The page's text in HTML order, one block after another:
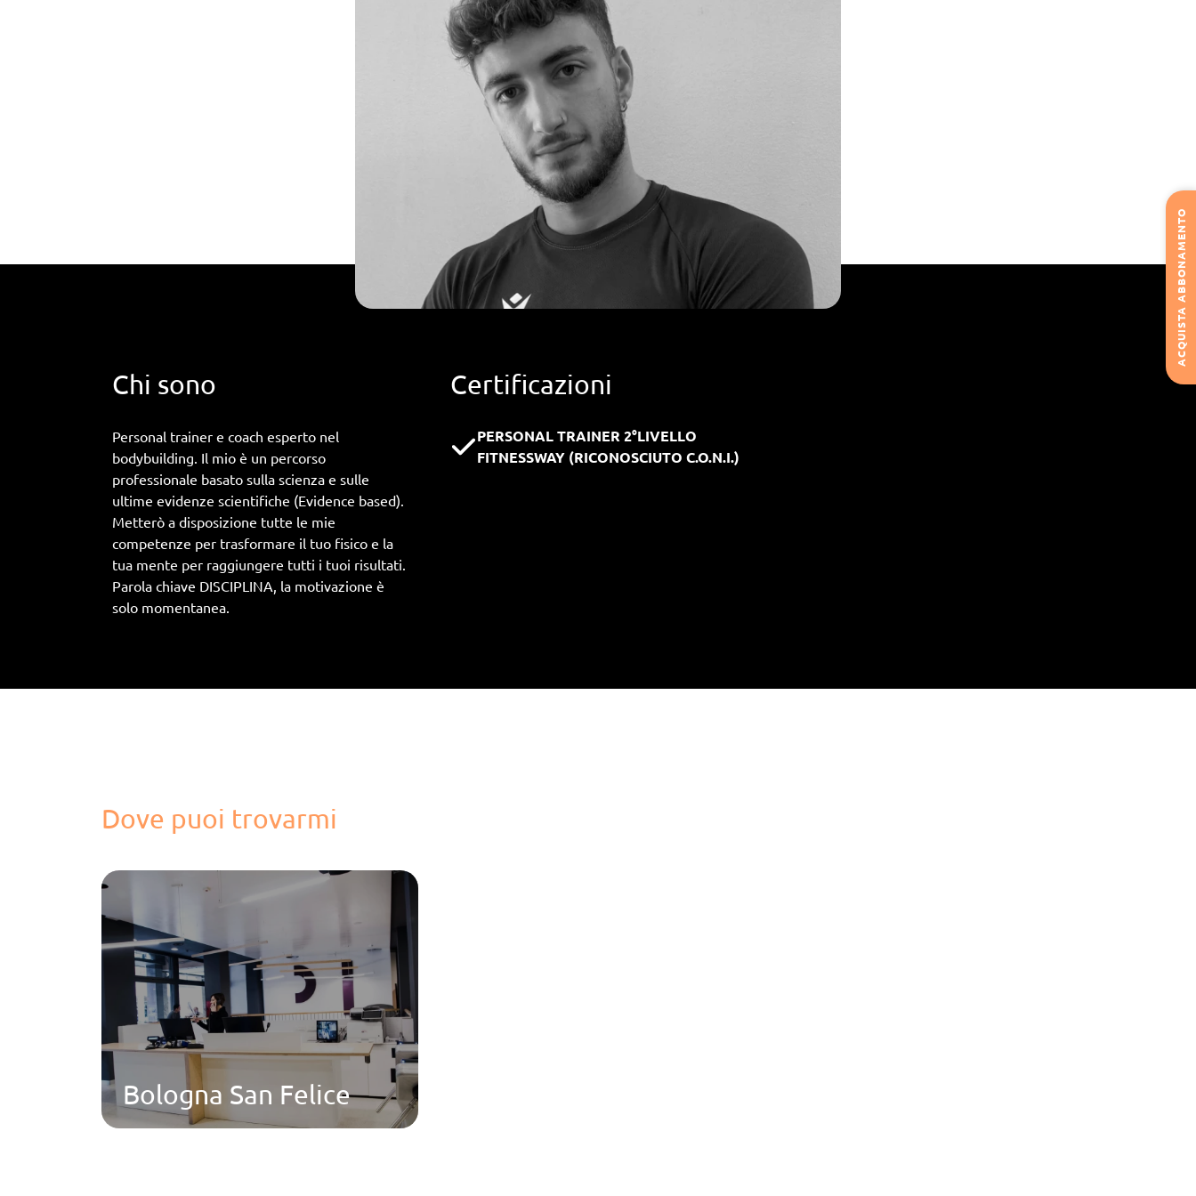
ACQUISTA ABBONAMENTO
Chi sono
Personal trainer e coach esperto nel
bodybuilding. Il mio è un percorso
professionale basato sulla scienza e sulle
ultime evidenze scientifiche (Evidence based).
Metterò a disposizione tutte le mie
competenze per trasformare il tuo fisico e la
tua mente per raggiungere tutti i tuoi risultati.
Parola chiave DISCIPLINA, la motivazione è
solo momentanea.
Certificazioni
PERSONAL TRAINER 2°LIVELLO
FITNESSWAY (RICONOSCIUTO C.O.N.I.)
Dove puoi trovarmi
Bologna San Felice